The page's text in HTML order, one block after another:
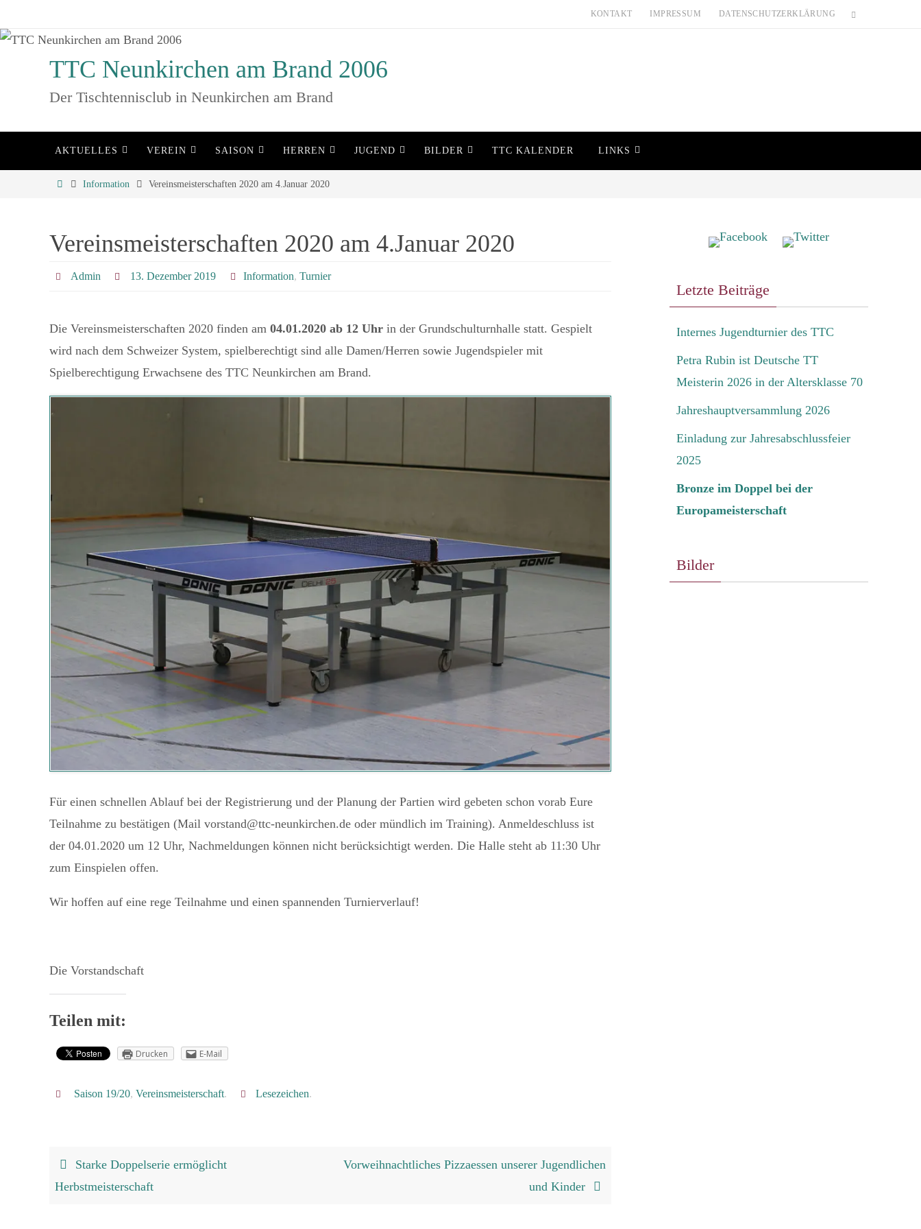
Inhalt
KONTAKT IMPRESSUM DATENSCHUTZERKLÄRUNG
TTC Neunkirchen am Brand 2006
Der Tischtennisclub in Neunkirchen am Brand
AKTUELLES VEREIN SAISON HERREN JUGEND BILDER TTC KALENDER LINKS
HomeInformation Vereinsmeisterschaften 2020 am 4.Januar 2020
Vereinsmeisterschaften 2020 am 4.Januar 2020
Admin 13. Dezember 2019 Information,Turnier
Die Vereinsmeisterschaften 2020 finden am 04.01.2020 ab 12 Uhr in der Grundschulturnhalle statt. Gespielt
wird nach dem Schweizer System, spielberechtigt sind alle Damen/Herren sowie Jugendspieler mit
Spielberechtigung Erwachsene des TTC Neunkirchen am Brand.
Für einen schnellen Ablauf bei der Registrierung und der Planung der Partien wird gebeten schon vorab Eure
Teilnahme zu bestätigen (Mail vorstand@ttc-neunkirchen.de oder mündlich im Training). Anmeldeschluss ist
der 04.01.2020 um 12 Uhr, Nachmeldungen können nicht berücksichtigt werden. Die Halle steht ab 11:30 Uhr
zum Einspielen offen.
Wir hoffen auf eine rege Teilnahme und einen spannenden Turnierverlauf!
Die Vorstandschaft
Teilen mit:
Drucken E-Mail
Saison 19/20, Vereinsmeisterschaft. Lesezeichen.
Starke Doppelserie ermöglicht
Herbstmeisterschaft
Vorweihnachtliches Pizzaessen unserer Jugendlichen
und Kinder
Letzte Beiträge
Internes Jugendturnier des TTC
Petra Rubin ist Deutsche TT
Meisterin 2026 in der Altersklasse 70
Jahreshauptversammlung 2026
Einladung zur Jahresabschlussfeier
2025
Bronze im Doppel bei der
Europameisterschaft
Bilder